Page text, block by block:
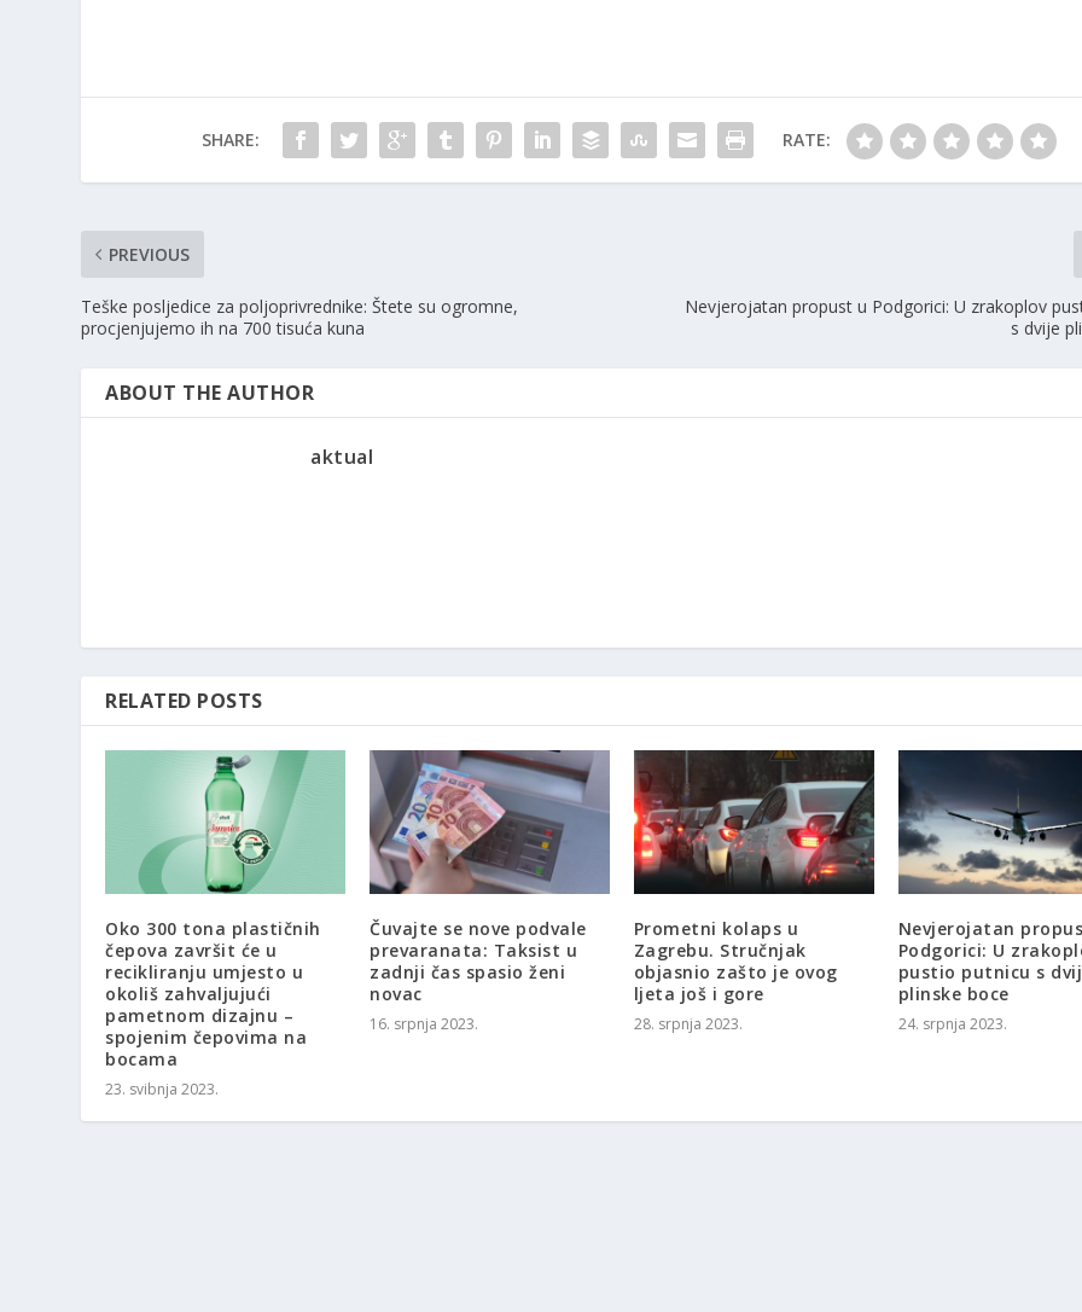
SHARE: RATE:
PREVIOUS
Teške posljedice za poljoprivrednike: Štete su ogromne,
procjenjujemo ih na 700 tisuća kuna
Nevjerojatan propust u Podgorici: U zrakoplov
s dvije
ABOUT THE AUTHOR
aktual
RELATED POSTS
Oko 300 tona plastičnih
čepova završit će u
recikliranju umjesto u
okoliš zahvaljujući
pametnom dizajnu –
spojenim čepovima na
bocama
23. svibnja 2023.
Čuvajte se nove podvale
prevaranata: Taksist u
zadnji čas spasio ženi
novac
16. srpnja 2023.
Prometni kolaps u
Zagrebu. Stručnjak
objasnio zašto je ovog
ljeta još i gore
28. srpnja 2023.
Nevjerojatan
Podgorici: U
pustio putnicu s
plinske boce
24. srpnja 2023.